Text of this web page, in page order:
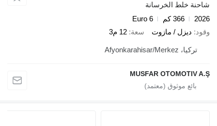
شاحنة خلط الخرسانة
2026
366 كم
Euro 6
وقود ديزل / مازوت سعة 12 م3
تركيا، Afyonkarahisar/Merkez
MUSFAR OTOMOTIV A.Ş